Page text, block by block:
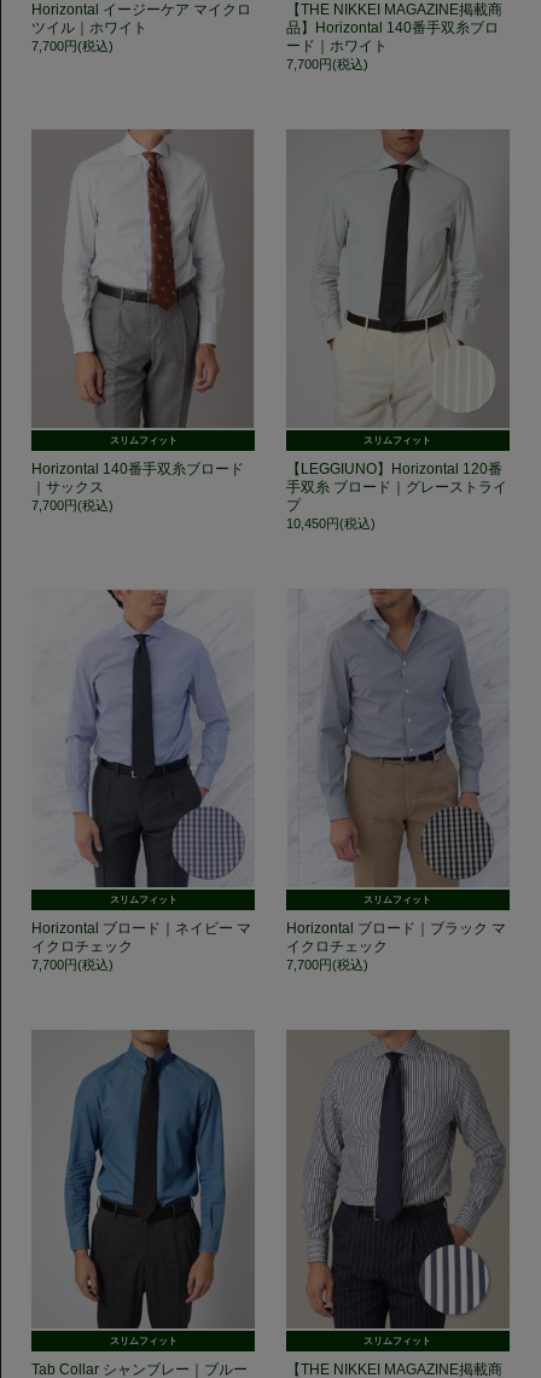
Horizontal イージーケア マイクロ
ツイル｜ホワイト
7,700円(税込)
【THE NIKKEI MAGAZINE掲載商
品】Horizontal 140番手双糸ブロ
ード｜ホワイト
7,700円(税込)
スリムフィット
Horizontal 140番手双糸ブロード
｜サックス
7,700円(税込)
スリムフィット
【LEGGIUNO】Horizontal 120番
手双糸 ブロード｜グレーストライ
プ
10,450円(税込)
スリムフィット
Horizontal ブロード｜ネイビー マ
イクロチェック
7,700円(税込)
スリムフィット
Horizontal ブロード｜ブラック マ
イクロチェック
7,700円(税込)
スリムフィット
Tab Collar シャンブレー｜ブルー
スリムフィット
【THE NIKKEI MAGAZINE掲載商